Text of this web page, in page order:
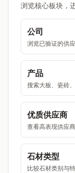
浏览核心板块，
公司
浏览已验证的供
产品
搜索大板、瓷砖
优质供应商
查看高表现供应
石材类型
比较石材类别与